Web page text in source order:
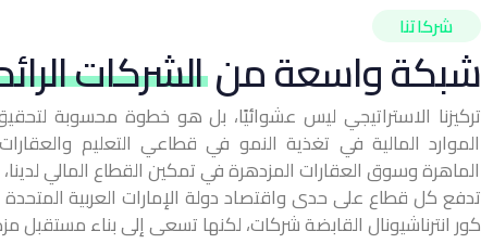
شركاتنا
شبكة واسعة منالشركات
تركيزنا الاستراتيجي ليس عشوائيًا، بل هو خطوة محسوبة
الموارد المالية في تغذية النمو في قطاعي التعليم
الماهرة وسوق العقارات المزدهرة في تمكين القطاع المالي
تدفع كل قطاع على حدى واقتصاد دولة الإمارات العربية المتحدة
كور انترناشيونال القابضة شركات، لكنها تسعى إلى بناء مستقبل